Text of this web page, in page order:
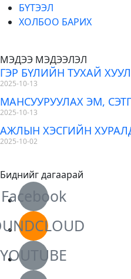
БҮТЭЭЛ
ХОЛБОО БАРИХ
МЭДЭЭ МЭДЭЭЛЭЛ
ГЭР БҮЛИЙН ТУХАЙ
2025-10-13
МАНСУУРУУЛАХ ЭМ,
2025-10-13
АЖЛЫН ХЭСГИЙН
2025-10-02
Биднийг дагаарай
Facebook
YOUTUBE